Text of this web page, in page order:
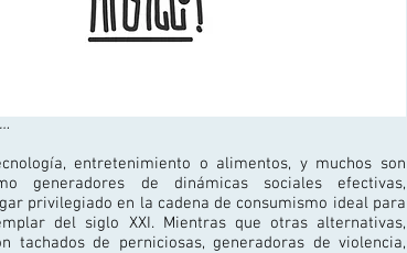
entretenimiento o alimentos, y muchos son
generadores de dinámicas sociales efectivas,
privilegiado en la cadena de consumismo ideal para
del siglo XXI. Mientras que otras alternativas,
tachados de perniciosas, generadoras de violencia,